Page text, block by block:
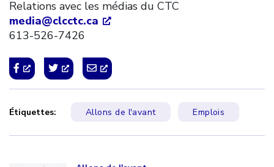
Relations avec les médias du CTC
media@clcctc.ca
613-526-7426
Étiquettes: Allons de l'avant Emplois